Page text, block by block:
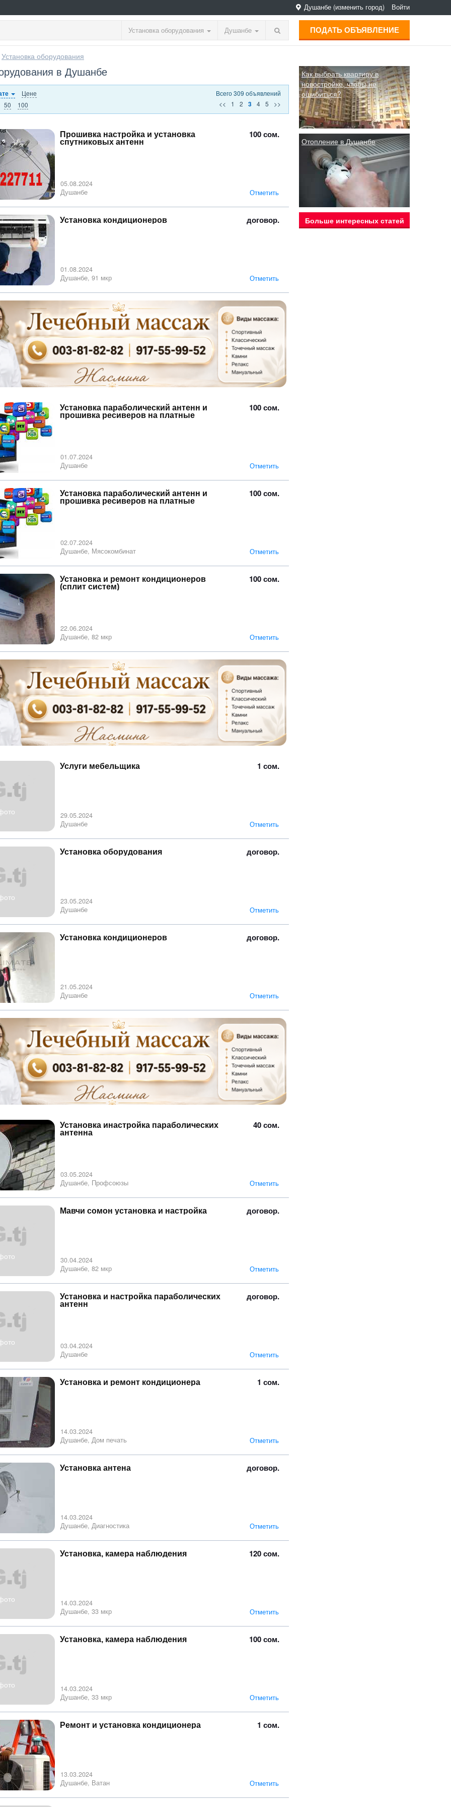
Душанбе (изменить город) Войти
Установка оборудования Душанбе ПОДАТЬ ОБЪЯВЛЕНИЕ
Установка оборудования
в Душанбе
Цене
50
100
Всего 309 объявлений
<<
1 2 3 4 5 >>
100 сом.
Прошивка настройка и установка
спутниковых антенн
05.08.2024
Душанбе
Отметить
договор.
Установка кондиционеров
01.08.2024
Душанбе, 91 мкр
Отметить
100 сом.
Установка параболический антенн и
прошивка ресиверов на платные
01.07.2024
Душанбе
Отметить
100 сом.
Установка параболический антенн и
прошивка ресиверов на платные
02.07.2024
Душанбе, Мясокомбинат
Отметить
100 сом.
Установка и ремонт кондиционеров
(сплит систем)
22.06.2024
Душанбе, 82 мкр
Отметить
1 сом.
Услуги мебельщика
29.05.2024
Душанбе
Отметить
договор.
Установка оборудования
23.05.2024
Душанбе
Отметить
договор.
Установка кондиционеров
21.05.2024
Душанбе
Отметить
40 сом.
Установка инастройка параболических
антенна
03.05.2024
Душанбе, Профсоюзы
Отметить
договор.
Мавчи сомон установка и настройка
30.04.2024
Душанбе, 82 мкр
Отметить
договор.
Установка и настройка параболических
антенн
03.04.2024
Душанбе
Отметить
1 сом.
Установка и ремонт кондиционера
14.03.2024
Душанбе, Дом печать
Отметить
договор.
Установка антена
14.03.2024
Душанбе, Диагностика
Отметить
120 сом.
Установка, камера наблюдения
14.03.2024
Душанбе, 33 мкр
Отметить
100 сом.
Установка, камера наблюдения
14.03.2024
Душанбе, 33 мкр
Отметить
1 сом.
Ремонт и установка кондиционера
13.03.2024
Душанбе, Ватан
Отметить
Как выбрать квартиру в
новостройке, чтобы не
ошибиться?
Отопление в Душанбе
Больше интересных статей